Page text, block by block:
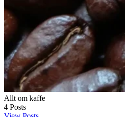
Allt om kaffe
4 Posts